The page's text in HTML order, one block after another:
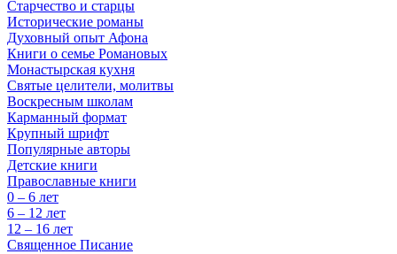
Старчество и старцы
Исторические романы
Духовный опыт Афона
Книги о семье Романовых
Монастырская кухня
Святые целители, молитвы
Воскресным школам
Карманный формат
Крупный шрифт
Популярные авторы
Детские книги
Православные книги
0 – 6 лет
6 – 12 лет
12 – 16 лет
Священное Писание